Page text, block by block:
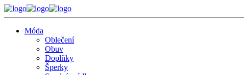
Móda
Oblečení
Obuv
Doplňky
Šperky